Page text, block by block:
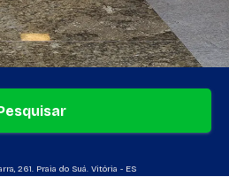
261. Praia do Suá. Vitória - ES